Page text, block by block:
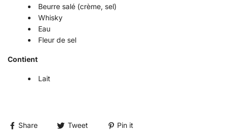
Beurre salé (crème, sel)
Whisky
Eau
Fleur de sel
Contient
Lait
Share Tweet Pin it